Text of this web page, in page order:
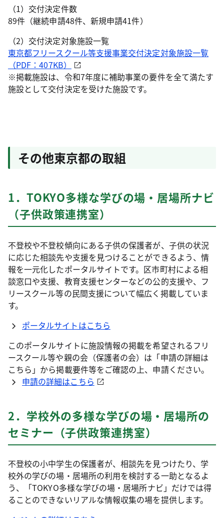
（1）交付決定件数
89件（継続申請48件、新規申請41件）
（2）交付決定対象施設一覧
東京都フリースクール等支援事業交付決定対象施設一覧
（PDF：407KB）
※掲載施設は、令和7年度に補助事業の要件を全て満たす
施設として交付決定を受けた施設です。
その他東京都の取組
1．TOKYO多様な学びの場・居場所ナビ
（子供政策連携室）
不登校や不登校傾向にある子供の保護者が、子供の状況
に応じた相談先や支援を見つけることができるよう、情
報を一元化したポータルサイトです。区市町村による相
談窓口や支援、教育支援センターなどの公的支援や、フ
リースクール等の民間支援について幅広く掲載していま
す。
ポータルサイトはこちら
このポータルサイトに施設情報の掲載を希望されるフリ
ースクール等や親の会（保護者の会）は「申請の詳細は
こちら」から掲載要件等をご確認の上、申請ください。
申請の詳細はこちら
2．学校外の多様な学びの場・居場所の
セミナー（子供政策連携室）
不登校の小中学生の保護者が、相談先を見つけたり、学
校外の学びの場・居場所の利用を検討する一助となるよ
う、「TOKYO多様な学びの場・居場所ナビ」だけでは得
ることのできないリアルな情報収集の場を提供します。